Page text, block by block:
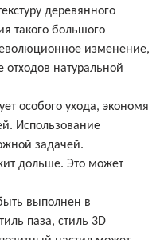
деревянного
такого большого
изменение,
натуральной
особого ухода, экономя
Использование
задачей.
дольше. Это может
выполнен в
паза, стиль 3D